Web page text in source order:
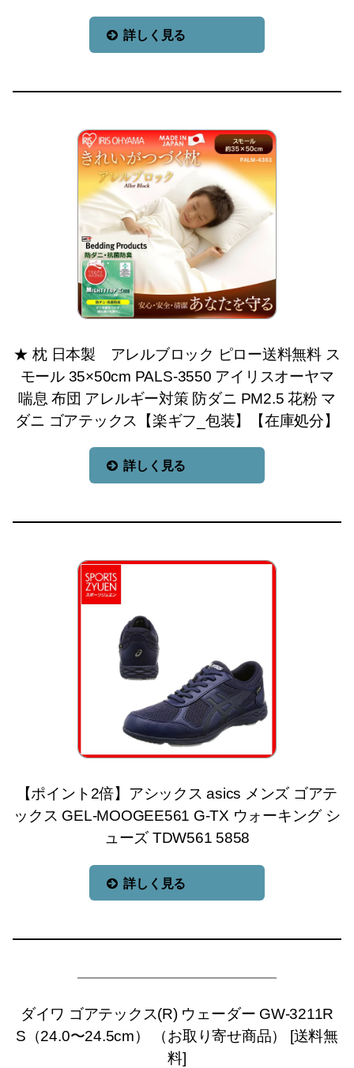
詳しく見る
★ 枕 日本製 アレルブロック ピロー送料無料 ス
モール 35×50cm PALS-3550 アイリスオーヤマ
喘息 布団 アレルギー対策 防ダニ PM2.5 花粉 マ
ダニ ゴアテックス【楽ギフ_包装】【在庫処分】
詳しく見る
【ポイント2倍】アシックス asics メンズ ゴアテ
ックス GEL-MOOGEE561 G-TX ウォーキング シ
ューズ TDW561 5858
詳しく見る
ダイワ ゴアテックス(R) ウェーダー GW-3211R
S（24.0〜24.5cm） （お取り寄せ商品） [送料無
料]